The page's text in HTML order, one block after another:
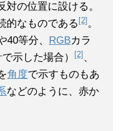
対の位置に設ける。
的なものである [2] 。
40等分、
RGBカラ
示した場合）
[2] 、
角度で示すものもあ
などのように、赤か